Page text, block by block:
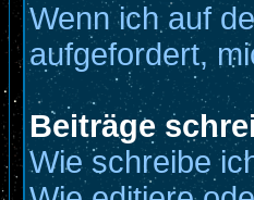
Wenn ich auf
aufgefordert,
Beiträge
Wie schreibe